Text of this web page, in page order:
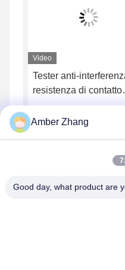
Video
Tester anti-interferenza di
resistenza di contatto
200A per l'attrezzatura di
commutazione di controllo
Ottieni il miglior prezzo
Amber Zhang
Good day, what product are